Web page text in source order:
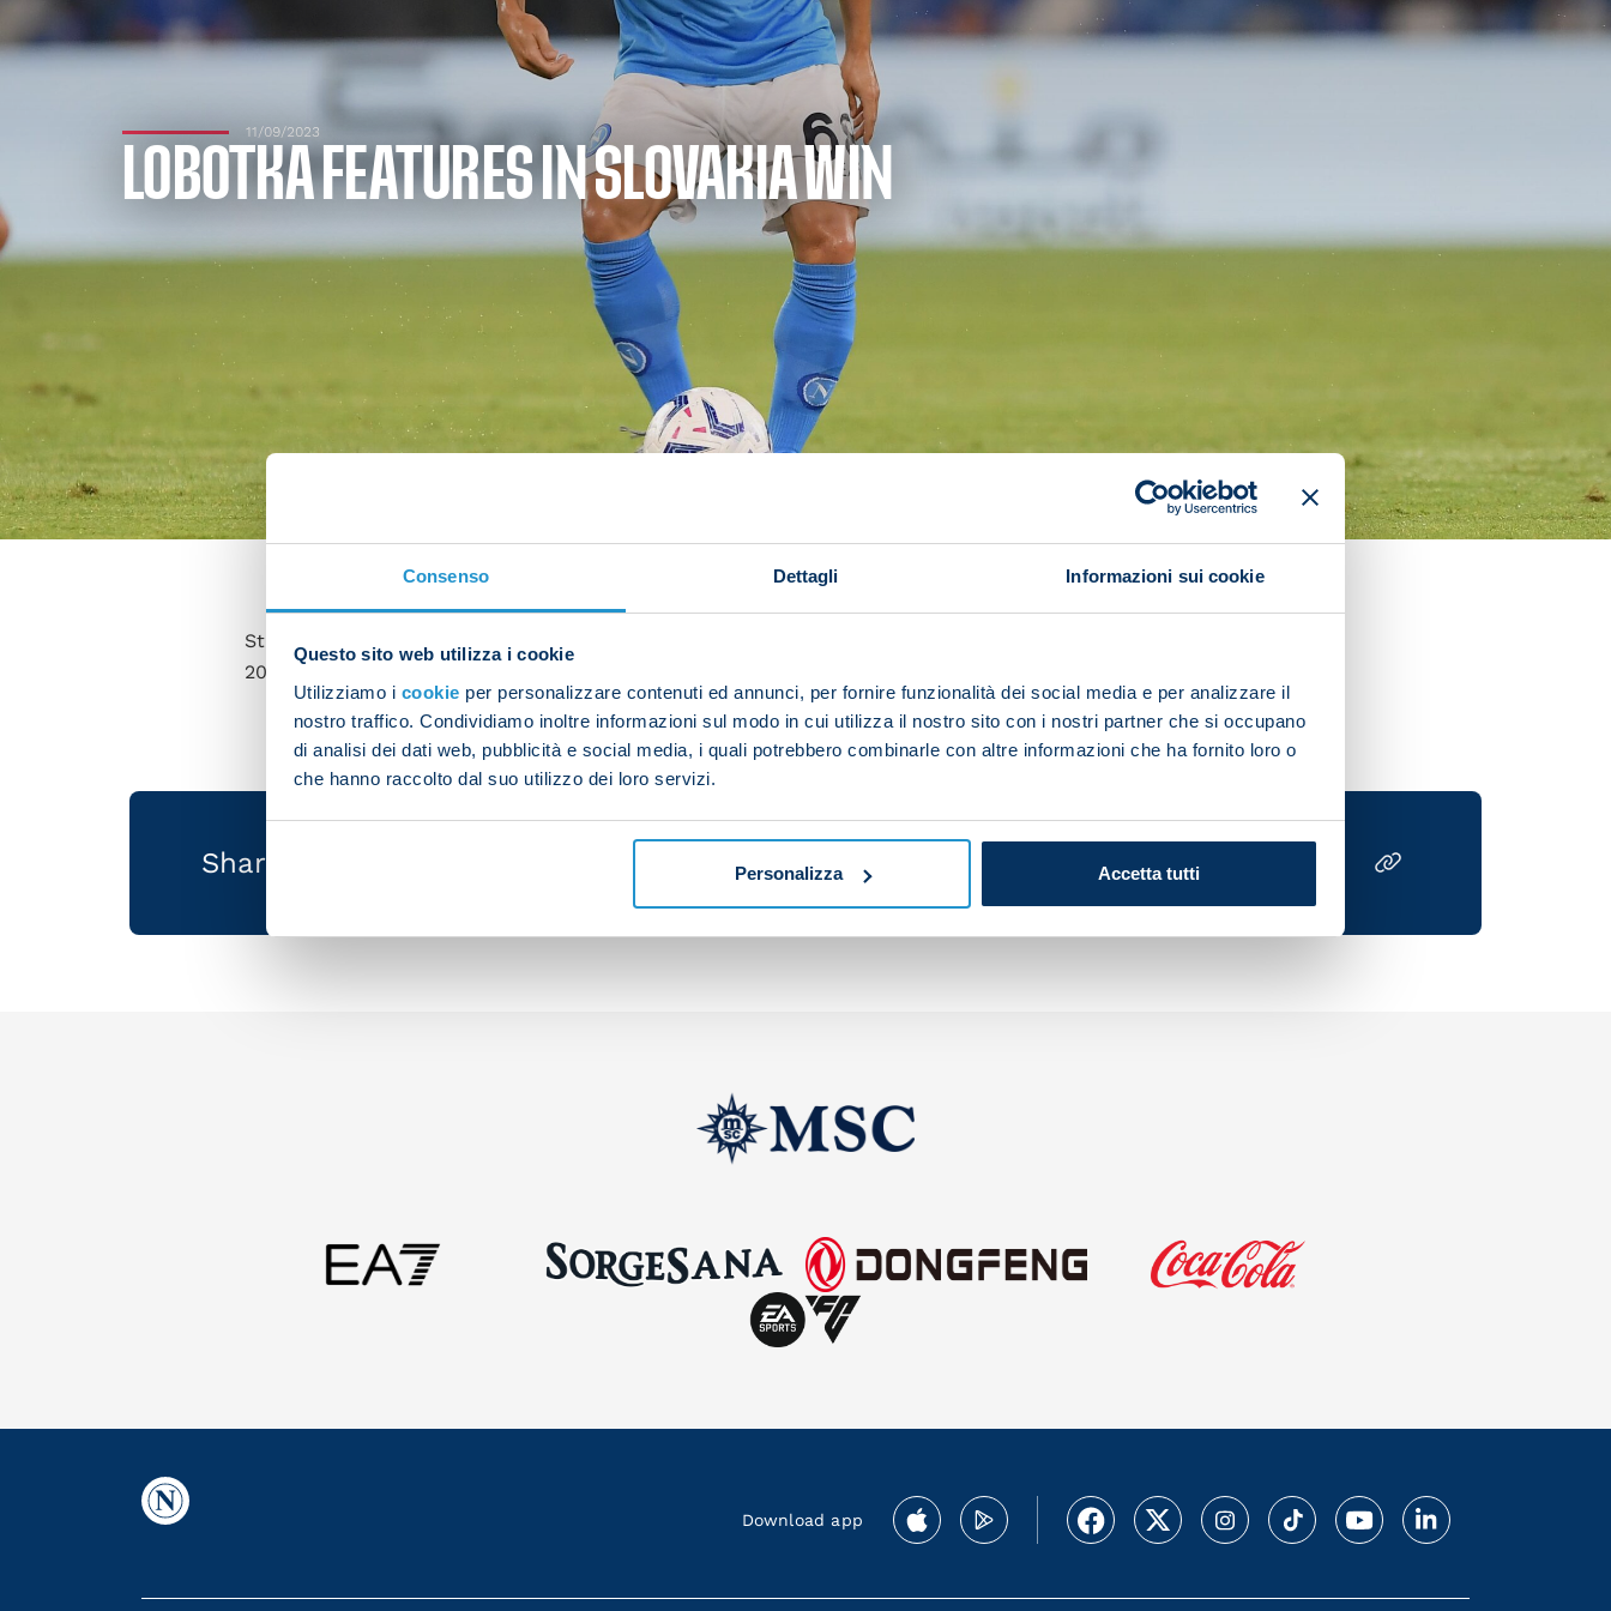
Consenso Dettagli Informazioni sui cookie
Questo sito web utilizza i cookie
Utilizziamo i cookie per personalizzare contenuti ed annunci, per fornire funzionalità dei social media e per analizzare il
nostro traffico. Condividiamo inoltre informazioni sul modo in cui utilizza il nostro sito con i nostri partner che si occupano
di analisi dei dati web, pubblicità e social media, i quali potrebbero combinarle con altre informazioni che ha fornito loro o
che hanno raccolto dal suo utilizzo dei loro servizi.
Personalizza Accetta tutti
11/09/2023
LOBOTKA FEATURES IN SLOVAKIA WIN
Stanislav Lobotka was in action for 77 minutes of Slovakia’s 3-0 home success over Liechtenstein in their Euro
2024 qualifier on Monday.
Share the article with your friends and support the team
Download app